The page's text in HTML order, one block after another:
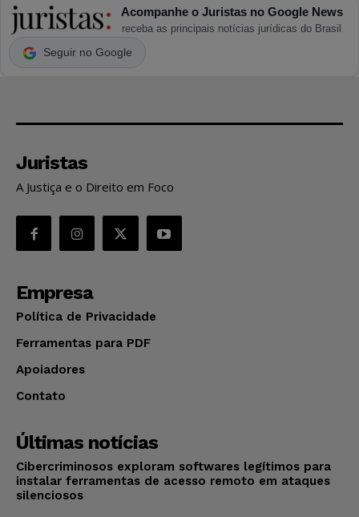
Acompanhe o Juristas no Google News
receba as principais notícias jurídicas do Brasil
Seguir no Google
Juristas
A Justiça e o Direito em Foco
Empresa
Política de Privacidade
Ferramentas para PDF
Apoiadores
Contato
Últimas notícias
Cibercriminosos exploram softwares legítimos para
instalar ferramentas de acesso remoto em ataques
silenciosos